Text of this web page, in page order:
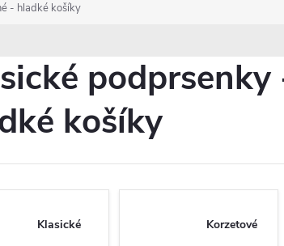
- hladké košíky
košíky
Klasické Korzetové